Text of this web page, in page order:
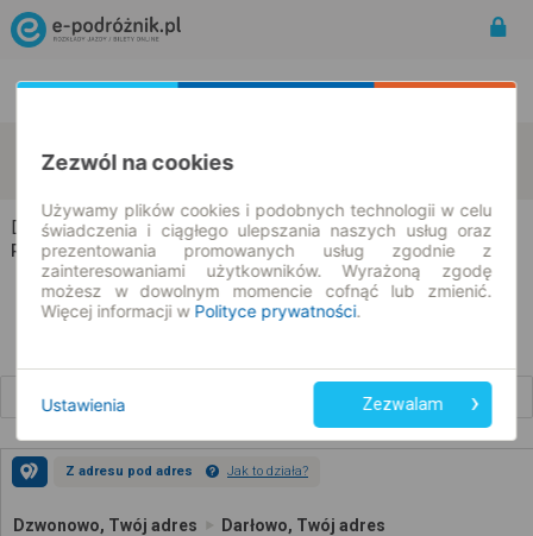
08.08.2026 | -- : --
Dzwonowo → Darłowo
Rozkład jazdy i bilety
Z adresu pod adres Jak to działa?
Dzwonowo, Twój adres Darłowo, Twój adres
Zezwól na cookies
Używamy plików cookies i podobnych technologii w celu
świadczenia i ciągłego ulepszania naszych usług oraz
prezentowania promowanych usług zgodnie z
zainteresowaniami użytkowników. Wyrażoną zgodę
możesz w dowolnym momencie cofnąć lub zmienić.
Więcej informacji w Polityce prywatności.
Ustawienia Zezwalam